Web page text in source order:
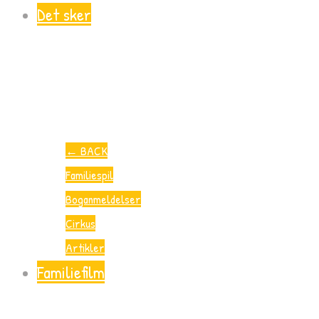
Det sker
← BACK
Familiespil
Boganmeldelser
Cirkus
Artikler
Familiefilm